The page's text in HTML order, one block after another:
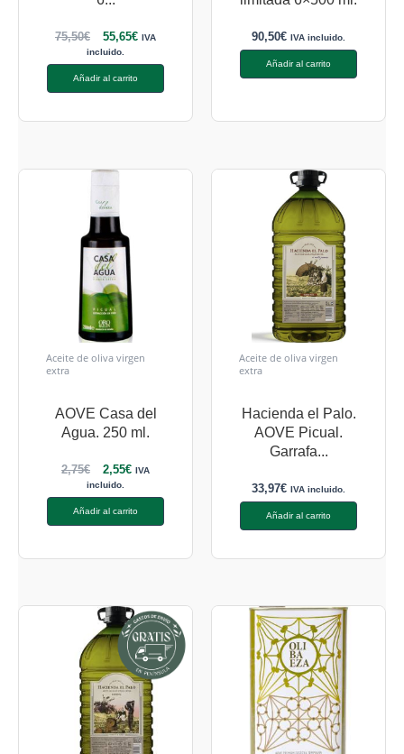
75,50€ 55,65€ IVA
incluido.
Añadir al carrito
90,50€ IVA incluido.
Añadir al carrito
Aceite de oliva virgen
extra
AOVE Casa del
Agua. 250 ml.
2,75€ 2,55€ IVA
incluido.
Añadir al carrito
Aceite de oliva virgen
extra
Hacienda el Palo.
AOVE Picual.
Garrafa...
33,97€ IVA incluido.
Añadir al carrito